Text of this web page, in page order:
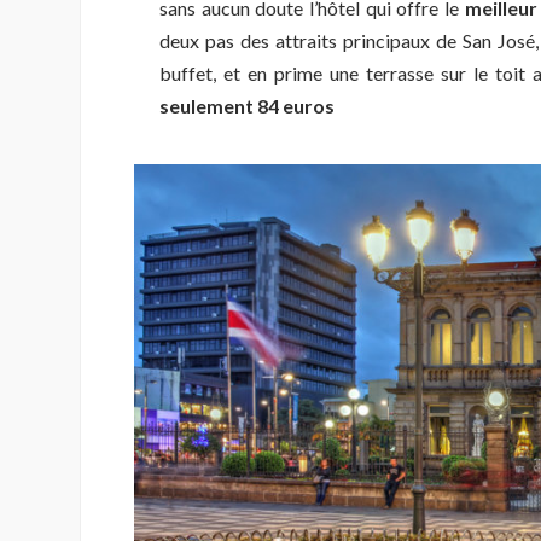
sans aucun doute l’hôtel qui offre le
deux pas des attraits principaux de San
buffet, et en prime une terrasse sur le toit
seulement 84 euros